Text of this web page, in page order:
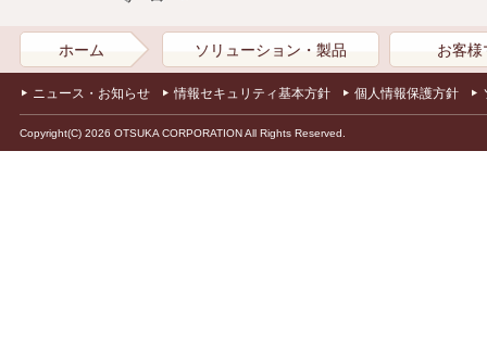
ホーム ソリューション・製品 お客様
ニュース・お知らせ 情報セキュリティ基本方針 個人情報保護方針
Copyright(C) 2026 OTSUKA CORPORATION All Rights Reserved.